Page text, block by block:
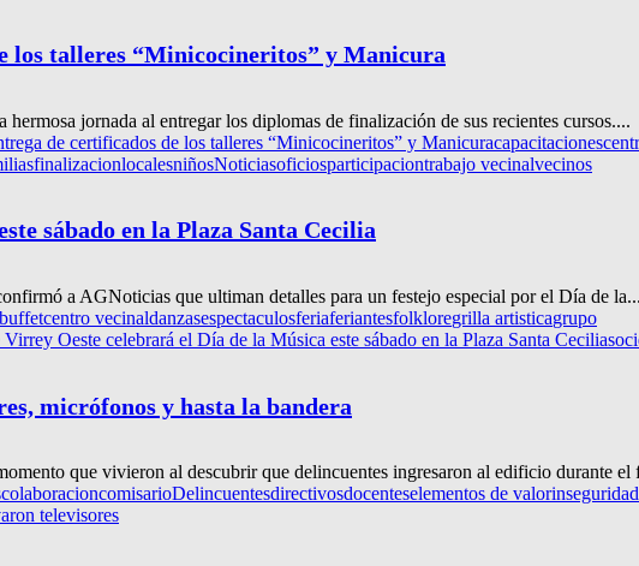
los talleres “Minicocineritos” y Manicura
jornada al entregar los diplomas de finalización de sus recientes cursos....
de certificados de los talleres “Minicocineritos” y Manicuracapacitaciones
finalizacionlocalesniñosNoticiasoficiosparticipaciontrabajo vecinalvecinos
sábado en la Plaza Santa Cecilia
a AGNoticias que ultiman detalles para un festejo especial por el Día de la...
buffetcentro vecinaldanzasespectaculosferiaferiantesfolkloregrilla artisticagrupo
Virrey Oeste celebrará el Día de la Música este sábado en la Plaza Santa Cecilia
micrófonos y hasta la bandera
que vivieron al descubrir que delincuentes ingresaron al edificio durante el
colaboracioncomisarioDelincuentesdirectivosdocenteselementos de valorinseguridad
televisores